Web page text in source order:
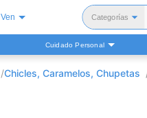
Ven Categorías
Todas
Belleza
Cuidado Personal
Chicles, Caramelos, Chupetas